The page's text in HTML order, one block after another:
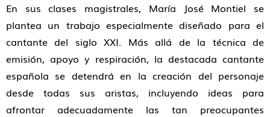
En sus clases magistrales, María José Montiel se
plantea un trabajo especialmente diseñado para el
cantante del siglo XXI. Más allá de la técnica de
emisión, apoyo y respiración, la destacada cantante
española se detendrá en la creación del personaje
desde todas sus aristas, incluyendo ideas para
afrontar adecuadamente las tan preocupantes